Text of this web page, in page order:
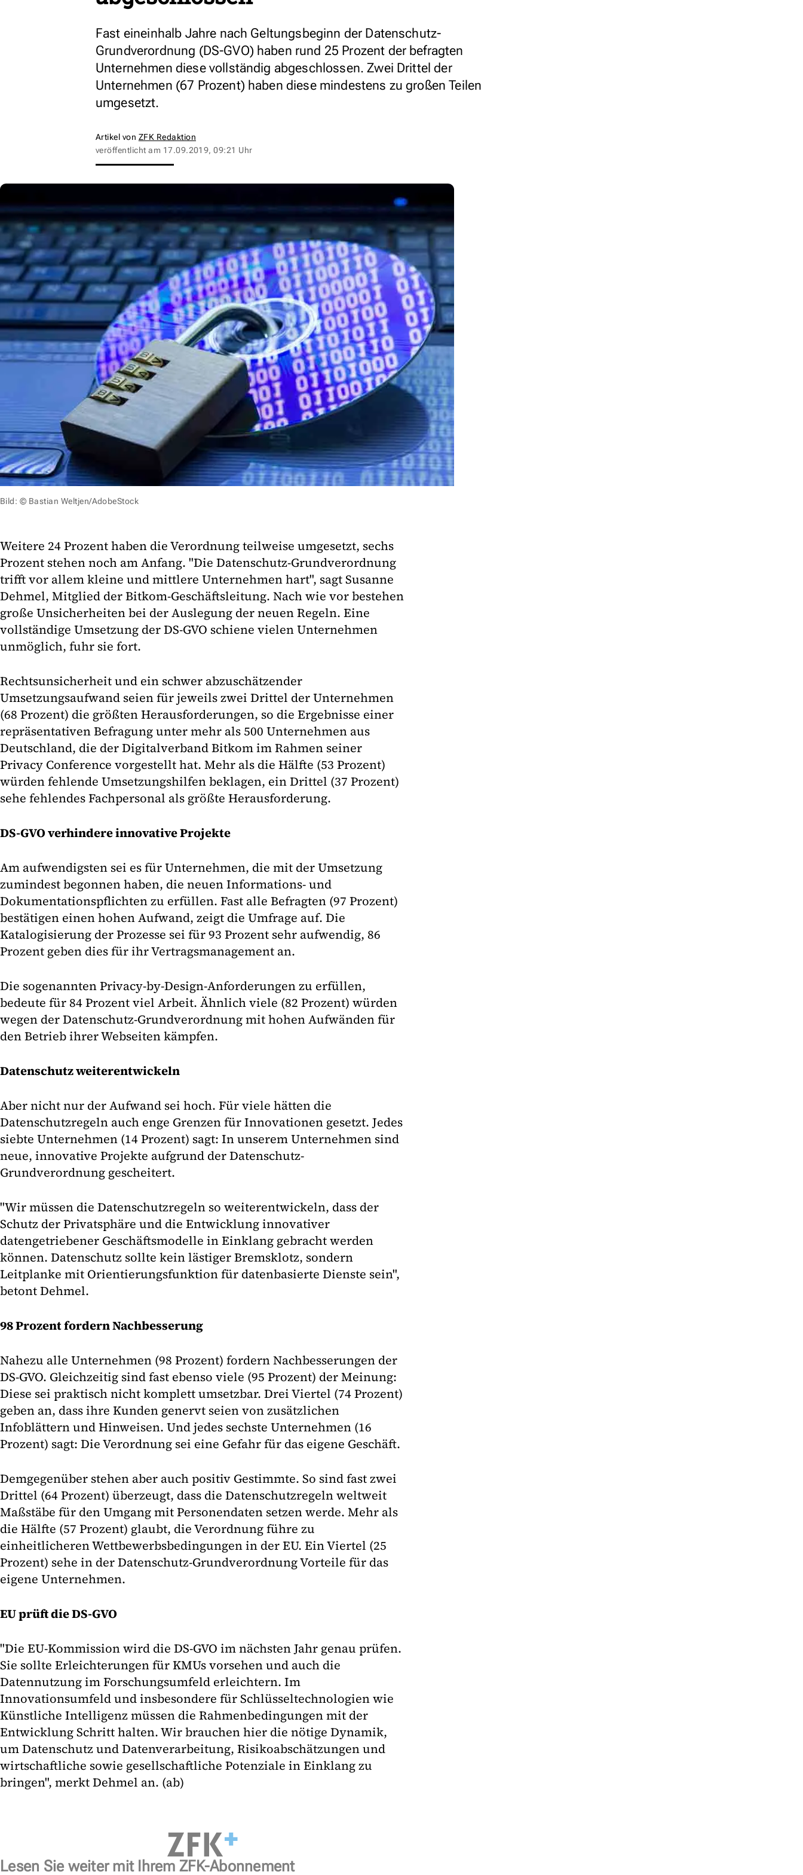
Fast eineinhalb Jahre nach Geltungsbeginn der Datenschutz-
Grundverordnung (DS-GVO) haben rund 25 Prozent der befragten
Unternehmen diese vollständig abgeschlossen. Zwei Drittel der
Unternehmen (67 Prozent) haben diese mindestens zu großen Teilen
umgesetzt.
Artikel von ZFK Redaktion
veröffentlicht am 17.09.2019, 09:21 Uhr
Bild: © Bastian Weltjen/AdobeStock
Weitere 24 Prozent haben die Verordnung teilweise umgesetzt, sechs
Prozent stehen noch am Anfang. "Die Datenschutz-Grundverordnung
trifft vor allem kleine und mittlere Unternehmen hart", sagt Susanne
Dehmel, Mitglied der Bitkom-Geschäftsleitung. Nach wie vor bestehen
große Unsicherheiten bei der Auslegung der neuen Regeln. Eine
vollständige Umsetzung der DS-GVO schiene vielen Unternehmen
unmöglich, fuhr sie fort.
Rechtsunsicherheit und ein schwer abzuschätzender
Umsetzungsaufwand seien für jeweils zwei Drittel der Unternehmen
(68 Prozent) die größten Herausforderungen, so die Ergebnisse einer
repräsentativen Befragung unter mehr als 500 Unternehmen aus
Deutschland, die der Digitalverband Bitkom im Rahmen seiner
Privacy Conference vorgestellt hat. Mehr als die Hälfte (53 Prozent)
würden fehlende Umsetzungshilfen beklagen, ein Drittel (37 Prozent)
sehe fehlendes Fachpersonal als größte Herausforderung.
DS-GVO verhindere innovative Projekte
Am aufwendigsten sei es für Unternehmen, die mit der Umsetzung
zumindest begonnen haben, die neuen Informations- und
Dokumentationspflichten zu erfüllen. Fast alle Befragten (97 Prozent)
bestätigen einen hohen Aufwand, zeigt die Umfrage auf. Die
Katalogisierung der Prozesse sei für 93 Prozent sehr aufwendig, 86
Prozent geben dies für ihr Vertragsmanagement an.
Die sogenannten Privacy-by-Design-Anforderungen zu erfüllen,
bedeute für 84 Prozent viel Arbeit. Ähnlich viele (82 Prozent) würden
wegen der Datenschutz-Grundverordnung mit hohen Aufwänden für
den Betrieb ihrer Webseiten kämpfen.
Datenschutz weiterentwickeln
Aber nicht nur der Aufwand sei hoch. Für viele hätten die
Datenschutzregeln auch enge Grenzen für Innovationen gesetzt. Jedes
siebte Unternehmen (14 Prozent) sagt: In unserem Unternehmen sind
neue, innovative Projekte aufgrund der Datenschutz-
Grundverordnung gescheitert.
"Wir müssen die Datenschutzregeln so weiterentwickeln, dass der
Schutz der Privatsphäre und die Entwicklung innovativer
datengetriebener Geschäftsmodelle in Einklang gebracht werden
können. Datenschutz sollte kein lästiger Bremsklotz, sondern
Leitplanke mit Orientierungsfunktion für datenbasierte Dienste sein",
betont Dehmel.
98 Prozent fordern Nachbesserung
Nahezu alle Unternehmen (98 Prozent) fordern Nachbesserungen der
DS-GVO. Gleichzeitig sind fast ebenso viele (95 Prozent) der Meinung:
Diese sei praktisch nicht komplett umsetzbar. Drei Viertel (74 Prozent)
geben an, dass ihre Kunden genervt seien von zusätzlichen
Infoblättern und Hinweisen. Und jedes sechste Unternehmen (16
Prozent) sagt: Die Verordnung sei eine Gefahr für das eigene Geschäft.
Demgegenüber stehen aber auch positiv Gestimmte. So sind fast zwei
Drittel (64 Prozent) überzeugt, dass die Datenschutzregeln weltweit
Maßstäbe für den Umgang mit Personendaten setzen werde. Mehr als
die Hälfte (57 Prozent) glaubt, die Verordnung führe zu
einheitlicheren Wettbewerbsbedingungen in der EU. Ein Viertel (25
Prozent) sehe in der Datenschutz-Grundverordnung Vorteile für das
eigene Unternehmen.
EU prüft die DS-GVO
"Die EU-Kommission wird die DS-GVO im nächsten Jahr genau prüfen.
Sie sollte Erleichterungen für KMUs vorsehen und auch die
Datennutzung im Forschungsumfeld erleichtern. Im
Innovationsumfeld und insbesondere für Schlüsseltechnologien wie
Künstliche Intelligenz müssen die Rahmenbedingungen mit der
Entwicklung Schritt halten. Wir brauchen hier die nötige Dynamik,
um Datenschutz und Datenverarbeitung, Risikoabschätzungen und
wirtschaftliche sowie gesellschaftliche Potenziale in Einklang zu
bringen", merkt Dehmel an. (ab)
Lesen Sie weiter mit Ihrem ZFK-Abonnement